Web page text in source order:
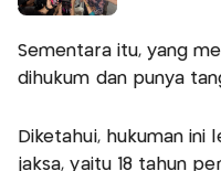
Sementara itu, yang
dihukum dan punya
Diketahui, hukuman ini
jaksa, yaitu 18 tahun